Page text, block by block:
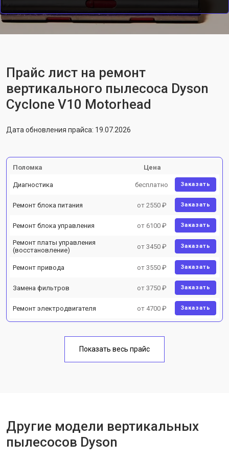
Прайс лист на ремонт
вертикального пылесоса Dyson
Cyclone V10 Motorhead
Дата обновления прайса: 19.07.2026
Поломка Цена
Диагностика бесплатно Заказать
Ремонт блока питания от 2550 ₽ Заказать
Ремонт блока управления от 6100 ₽ Заказать
Ремонт платы управления
(восстановление)
от 3450 ₽ Заказать
Ремонт привода от 3550 ₽ Заказать
Замена фильтров от 3750 ₽ Заказать
Ремонт электродвигателя от 4700 ₽ Заказать
Показать весь прайс
Другие модели вертикальных
пылесосов Dyson